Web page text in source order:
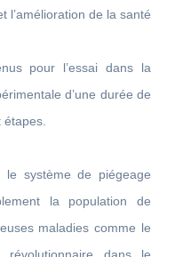
l’amélioration de la santé
pour l’essai dans la
d’une durée de
le système de piégeage
la population de
maladies comme le
dans le